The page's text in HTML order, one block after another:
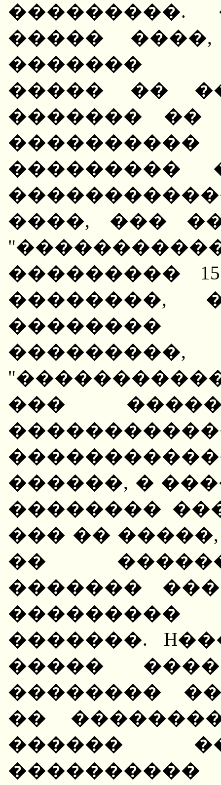
�����
�������
����� ��
������� ��
���������
����, ���
���������
��������,
���
������, �
��������
��� ��
��
�������
�������.
�����
��������
��
������